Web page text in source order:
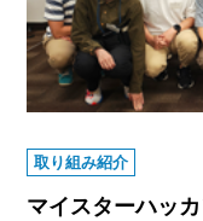
取り組み紹介
マイスターハッ